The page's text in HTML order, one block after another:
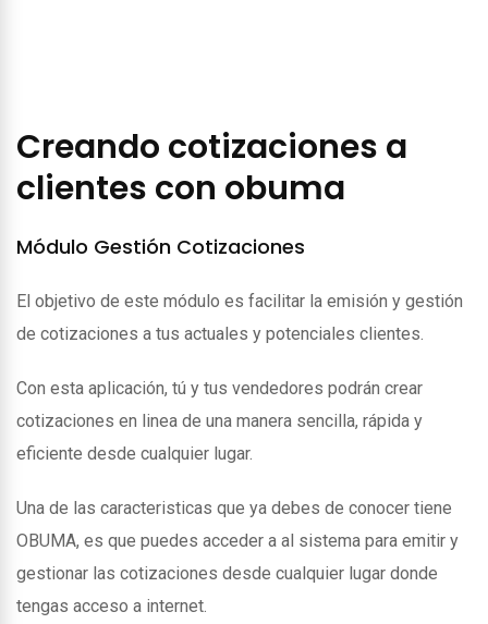
Creando cotizaciones a
clientes con obuma
Módulo Gestión Cotizaciones
El objetivo de este módulo es facilitar la emisión y gestión
de cotizaciones a tus actuales y potenciales clientes.
Con esta aplicación, tú y tus vendedores podrán crear
cotizaciones en linea de una manera sencilla, rápida y
eficiente desde cualquier lugar.
Una de las caracteristicas que ya debes de conocer tiene
OBUMA, es que puedes acceder a al sistema para emitir y
gestionar las cotizaciones desde cualquier lugar donde
tengas acceso a internet.